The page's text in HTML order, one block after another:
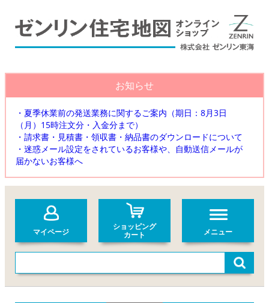
お知らせ
・夏季休業前の発送業務に関するご案内（期日：8月3日
（月）15時注文分・入金分まで）
・請求書・見積書・領収書・納品書のダウンロードについて
・迷惑メール設定をされているお客様や、自動送信メールが
届かないお客様へ
マイページ
ショッピング
カート
メニュー